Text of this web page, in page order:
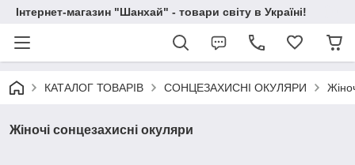
Інтернет-магазин "Шанхай" - товари світу в Україні!
КАТАЛОГ ТОВАРІВ СОНЦЕЗАХИСНІ ОКУЛЯРИ
Жіночі сонцезахисні окуляри